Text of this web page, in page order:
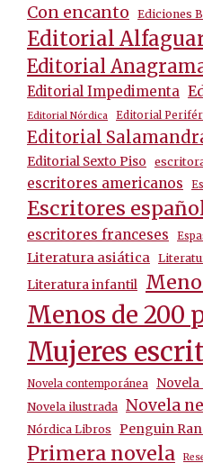
Con encanto Ediciones B
Editorial
Editorial
Editorial Impedimenta
Editorial Nórdica Editorial
Editorial
Editorial Sexto Piso
escritores americanos
Escritores
escritores franceses
Literatura asiática
Literatura infantil
Menos de 200
Mujeres
Novela contemporánea Novela
Novela ilustrada Novela
Nórdica Libros Penguin
Primera novela